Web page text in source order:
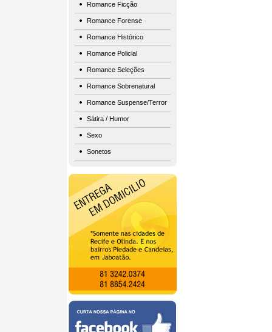
Romance Ficção
Romance Forense
Romance Histórico
Romance Policial
Romance Seleções
Romance Sobrenatural
Romance Suspense/Terror
Sátira / Humor
Sexo
Sonetos